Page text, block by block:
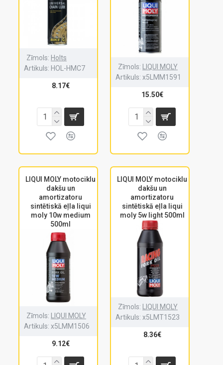
Zīmols: Holts
Artikuls: HOL-HMC7
8.17€
Zīmols:
LIQUI MOLY
Artikuls: x5LMM1591
15.50€
LIQUI MOLY motociklu
dakšu un
amortizatoru
sintētiskā eļla liqui
moly 10w medium
500ml
Zīmols:
LIQUI MOLY
Artikuls: x5LMM1506
9.12€
LIQUI MOLY motociklu
dakšu un
amortizatoru
sintētiskā eļla liqui
moly 5w light 500ml
Zīmols:
LIQUI MOLY
Artikuls: x5LMT1523
8.36€